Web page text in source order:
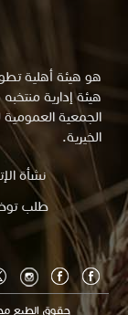
هو هيئة أهلية
هيئة إدارية
الجمعية العمومية
الخيرية.
نشأة
طلب
social
حقوق الطبع